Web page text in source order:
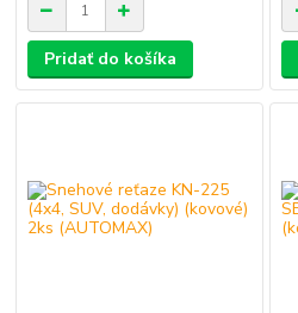
Pridať do košíka